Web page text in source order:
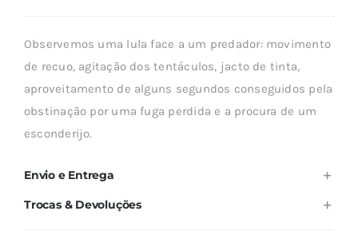
DO
PENSAMENTO
Observemos uma lula face a um predador: movimento
de recuo, agitação dos tentáculos, jacto de tinta,
aproveitamento de alguns segundos conseguidos pela
obstinação por uma fuga perdida e a procura de um
esconderijo.
Envio e Entrega
Trocas & Devoluções